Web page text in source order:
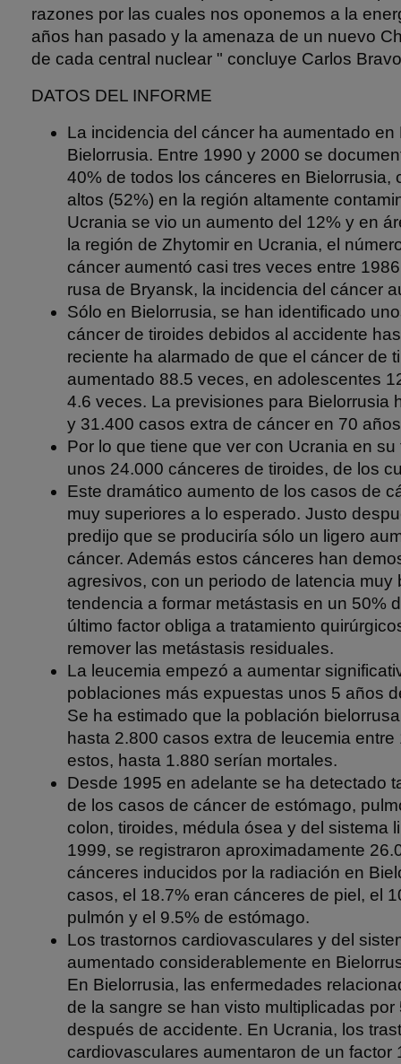
razones por las cuales nos oponemos a la
años han pasado y la amenaza de un nuevo
de cada central nuclear " concluye Carlos
DATOS DEL INFORME
La incidencia del cáncer ha aumentado en
Bielorrusia. Entre 1990 y 2000 se
40% de todos los cánceres en Bielorrusia,
altos (52%) en la región altamente
Ucrania se vio un aumento del 12% y en
la región de Zhytomir en Ucrania, el
cáncer aumentó casi tres veces entre
rusa de Bryansk, la incidencia del cáncer
Sólo en Bielorrusia, se han identificado
cáncer de tiroides debidos al accidente
reciente ha alarmado de que el cáncer de
aumentado 88.5 veces, en adolescentes
4.6 veces. La previsiones para Bielorrusia
y 31.400 casos extra de cáncer en 70
Por lo que tiene que ver con Ucrania en
unos 24.000 cánceres de tiroides, de los
Este dramático aumento de los casos de
muy superiores a lo esperado. Justo
predijo que se produciría sólo un ligero
cáncer. Además estos cánceres han
agresivos, con un periodo de latencia muy
tendencia a formar metástasis en un 50%
último factor obliga a tratamiento
remover las metástasis residuales.
La leucemia empezó a aumentar
poblaciones más expuestas unos 5 años
Se ha estimado que la población
hasta 2.800 casos extra de leucemia
estos, hasta 1.880 serían mortales.
Desde 1995 en adelante se ha detectado
de los casos de cáncer de estómago,
colon, tiroides, médula ósea y del sistema
1999, se registraron aproximadamente
cánceres inducidos por la radiación en
casos, el 18.7% eran cánceres de piel, el
pulmón y el 9.5% de estómago.
Los trastornos cardiovasculares y del
aumentado considerablemente en
En Bielorrusia, las enfermedades
de la sangre se han visto multiplicadas por
después de accidente. En Ucrania, los
cardiovasculares aumentaron de un factor